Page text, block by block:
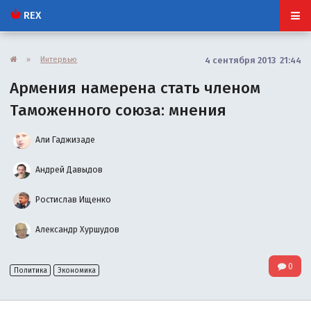
REX
» Интервью 4 сентября 2013 21:44
Армения намерена стать членом
Таможенного союза: мнения
Али Гаджизаде
Андрей Давыдов
Ростислав Ищенко
Александр Хуршудов
Политика Экономика 0